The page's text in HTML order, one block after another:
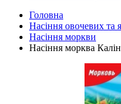
Головна
Насіння овочевих та
Насіння моркви
Насіння морква